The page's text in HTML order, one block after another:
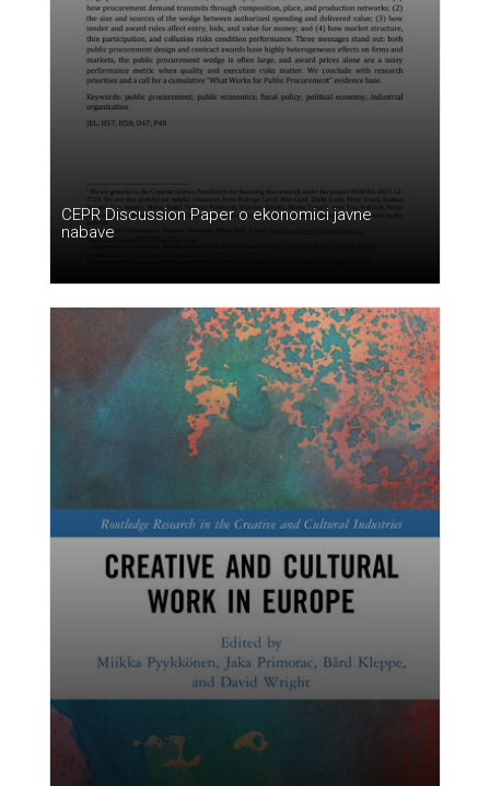
CEPR Discussion Paper o ekonomici javne
nabave